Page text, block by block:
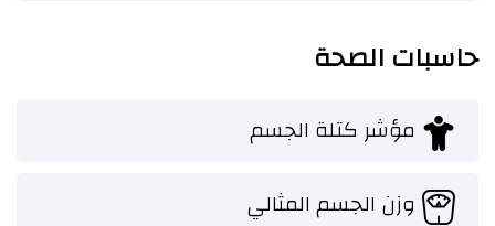
حاسبات الصحة
مؤشر كتلة الجسم
وزن الجسم المثالي